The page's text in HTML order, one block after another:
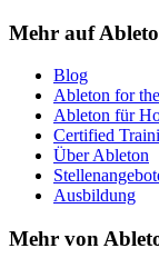
Mehr auf
Blog
Ableton for
Ableton für
Certified
Über Ableton
Ausbildung
Mehr von